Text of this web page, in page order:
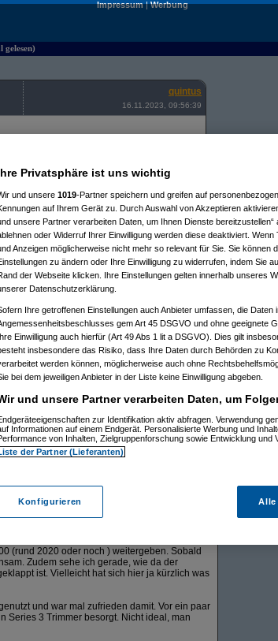
Impressum|Werbung
gelesen)
quintus
16.11.2023, 09:56:39
Monat, ansonsten rasiere ich mich alle
einen 3-4-Tagesbart. Wenn ich
mit der Nassrasur in der Sauna -
wächst.
alten 5er in die FeWo und kauf' mir für
als der vorhandene 5er? Oder ist das
Neuanschaffung auch nicht glücklich?
12:46:31)
12:33:21)
12:55:46)
18:50:35)
(rund 2020 oder noch ) weitergeben. Sobald
Zudem sehe ich gerade, wie da der
ist. Vielleicht hat sich hier ja kürzlich was
und war mal zufrieden damit. Vor ein paar
Series 3 Trimmer besorgt. Nicht ideal, man
Privatsphäre ist uns wichtig
und unsere 1019-Partner speichern und greifen auf
auf Ihrem Gerät zu. Durch Auswahl von Akzeptieren
unsere Partner verarbeiten Daten, um Ihnen Dienste
oder Widerruf Ihrer Einwilligung werden diese deaktiviert.
Anzeigen möglicherweise nicht mehr so relevant für Sie. Sie können
zu ändern oder Ihre Einwilligung zu widerrufen, indem Sie
der Webseite klicken. Ihre Einstellungen gelten innerhalb unseres
Datenschutzerklärung.
Ihre getroffenen Einstellungen auch Anbieter umfassen, die Daten
gem Art 45 DSGVO und ohne geeignete
Ihre Einwilligung auch hierfür (Art 49 Abs 1 lit a DSGVO). Dies gilt
insbesondere das Risiko, dass Ihre Daten durch Behörden zu
werden können, möglicherweise auch ohne
bei dem jeweiligen Anbieter in der Liste keine Einwilligung abgeben.
und unsere Partner verarbeiten Daten, um
zur Identifikation aktiv abfragen. Verwendung
Informationen auf einem Endgerät. Personalisierte Werbung und
von Inhalten, Zielgruppenforschung sowie Entwicklung und
der Partner (Lieferanten)
Konfigurieren Alle